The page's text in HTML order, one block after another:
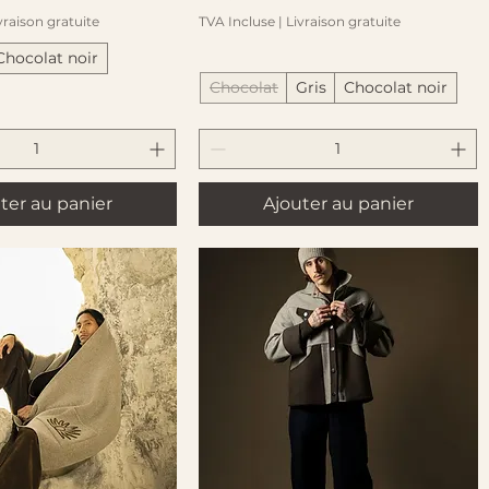
gratuite
noir
au panier
TVA Incluse | Livraison gratuite
Chocolat Gris Chocolat noir
Ajouter au panier